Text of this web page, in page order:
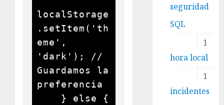
localStorage
.setItem('th
eme',
'dark'); //
Guardamos la
preferencia
seguridad
SQL
1
hora local
1
incidentes